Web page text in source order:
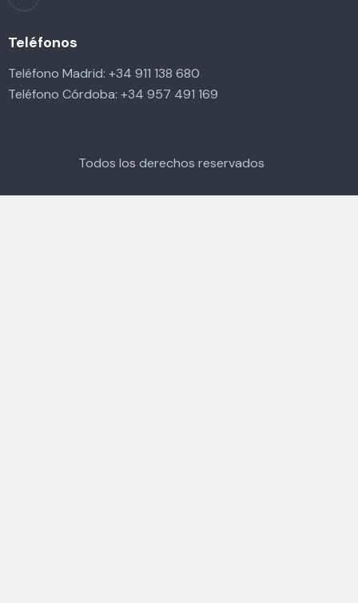
Teléfonos
Teléfono Madrid: +34 911 138 680
Teléfono Córdoba: +34 957 491 169
Todos los derechos reservados